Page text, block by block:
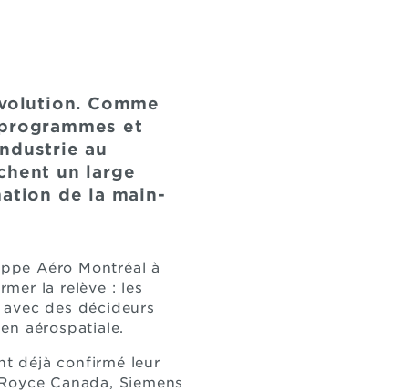
Comme
et
au
un large
de la main-
Aéro Montréal à
la relève : les
des décideurs
aérospatiale.
déjà confirmé leur
Canada, Siemens